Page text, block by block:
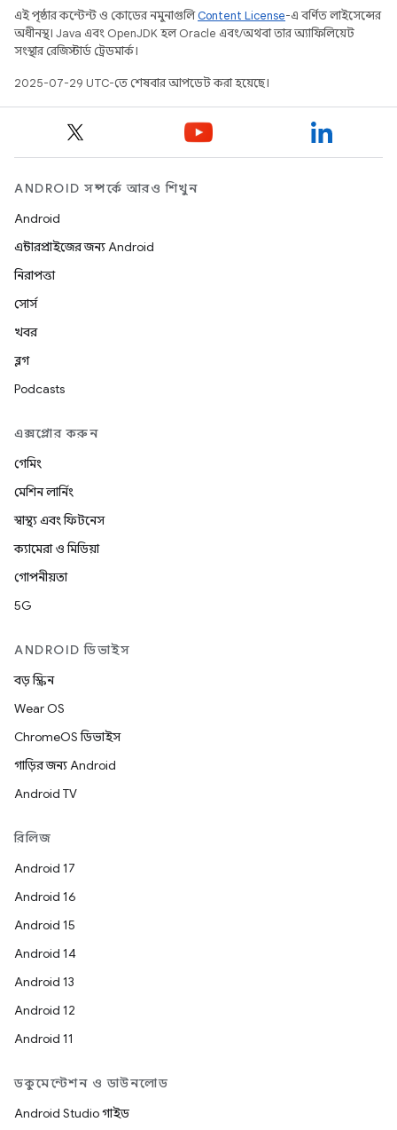
এই পৃষ্ঠার কন্টেন্ট ও কোডের নমুনাগুলিContent License-এ বর্ণিত লাইসেন্সের
অধীনস্থ। Java এবং OpenJDK হল Oracle এবং/অথবা তার অ্যাফিলিয়েট
সংস্থার রেজিস্টার্ড ট্রেডমার্ক।
2025-07-29 UTC-তে শেষবার আপডেট করা হয়েছে।
ANDROID সম্পর্কে আরও শিখুন
Android
এন্টারপ্রাইজের জন্য Android
নিরাপত্তা
সোর্স
খবর
ব্লগ
Podcasts
এক্সপ্লোর করুন
গেমিং
মেশিন লার্নিং
স্বাস্থ্য এবং ফিটনেস
ক্যামেরা ও মিডিয়া
গোপনীয়তা
5G
ANDROID ডিভাইস
বড় স্ক্রিন
Wear OS
ChromeOS ডিভাইস
গাড়ির জন্য Android
Android TV
রিলিজ
Android 17
Android 16
Android 15
Android 14
Android 13
Android 12
Android 11
ডকুমেন্টেশন ও ডাউনলোড
Android Studio গাইড